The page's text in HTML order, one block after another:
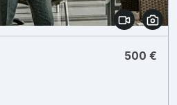
500 €